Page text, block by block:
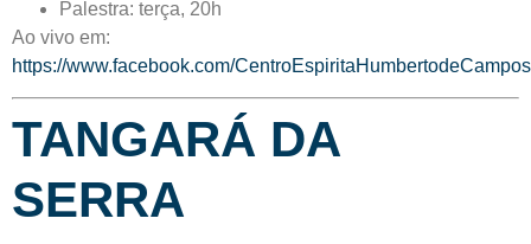
Palestra: terça, 20h
Ao vivo em:
https://www.facebook.com/
TANGARÁ DA
SERRA